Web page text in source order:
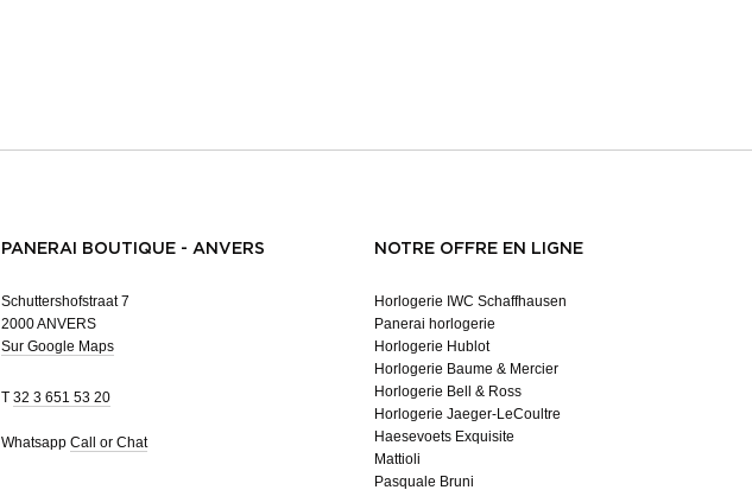
PANERAI BOUTIQUE - ANVERS
Schuttershofstraat 7
2000 ANVERS
Sur Google Maps
T 32 3 651 53 20
Whatsapp Call or Chat
NOTRE OFFRE EN LIGNE
Horlogerie IWC Schaffhausen
Panerai horlogerie
Horlogerie Hublot
Horlogerie Baume & Mercier
Horlogerie Bell & Ross
Horlogerie Jaeger-LeCoultre
Haesevoets Exquisite
Mattioli
Pasquale Bruni